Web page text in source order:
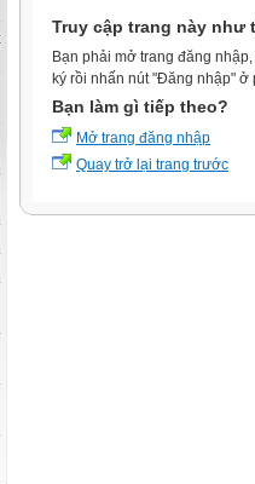
Truy cập trang này như
Bạn phải mở trang đăng
ký rồi nhấn nút "Đăng nhập" ở
Bạn làm gì tiếp theo?
Mở trang đăng nhập
Quay trở lại trang trước